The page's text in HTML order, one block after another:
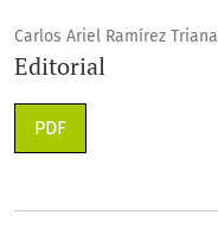
Carlos Ariel Ramírez Triana
Editorial
PDF